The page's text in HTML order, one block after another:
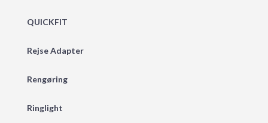
QUICKFIT
Rejse Adapter
Rengøring
Ringlight